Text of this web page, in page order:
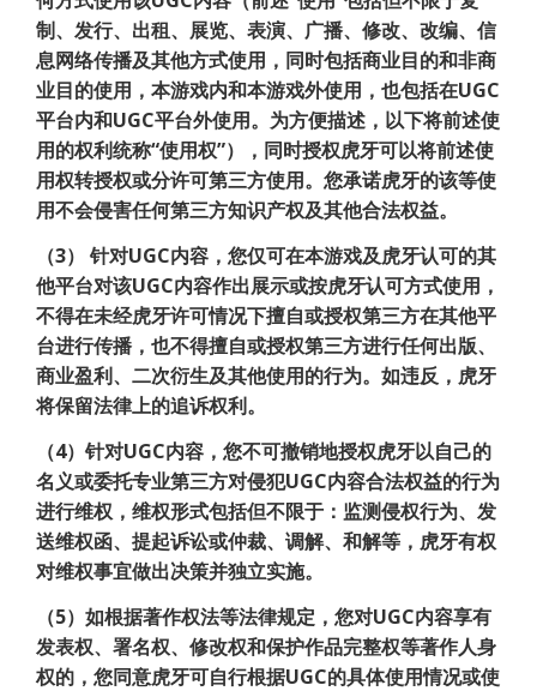
制、发行、出租、展览、表演、广播、修改、改编、信
息网络传播及其他方式使用，同时包括商业目的和非商
业目的使用，本游戏内和本游戏外使用，也包括在UGC
平台内和UGC平台外使用。为方便描述，以下将前述使
用的权利统称“使用权”），同时授权虎牙可以将前述使
用权转授权或分许可第三方使用。您承诺虎牙的该等使
用不会侵害任何第三方知识产权及其他合法权益。
（3） 针对UGC内容，您仅可在本游戏及虎牙认可的其
他平台对该UGC内容作出展示或按虎牙认可方式使用，
不得在未经虎牙许可情况下擅自或授权第三方在其他平
台进行传播，也不得擅自或授权第三方进行任何出版、
商业盈利、二次衍生及其他使用的行为。如违反，虎牙
将保留法律上的追诉权利。
（4）针对UGC内容，您不可撤销地授权虎牙以自己的
名义或委托专业第三方对侵犯UGC内容合法权益的行为
进行维权，维权形式包括但不限于：监测侵权行为、发
送维权函、提起诉讼或仲裁、调解、和解等，虎牙有权
对维权事宜做出决策并独立实施。
（5）如根据著作权法等法律规定，您对UGC内容享有
发表权、署名权、修改权和保护作品完整权等著作人身
权的，您同意虎牙可自行根据UGC的具体使用情况或使